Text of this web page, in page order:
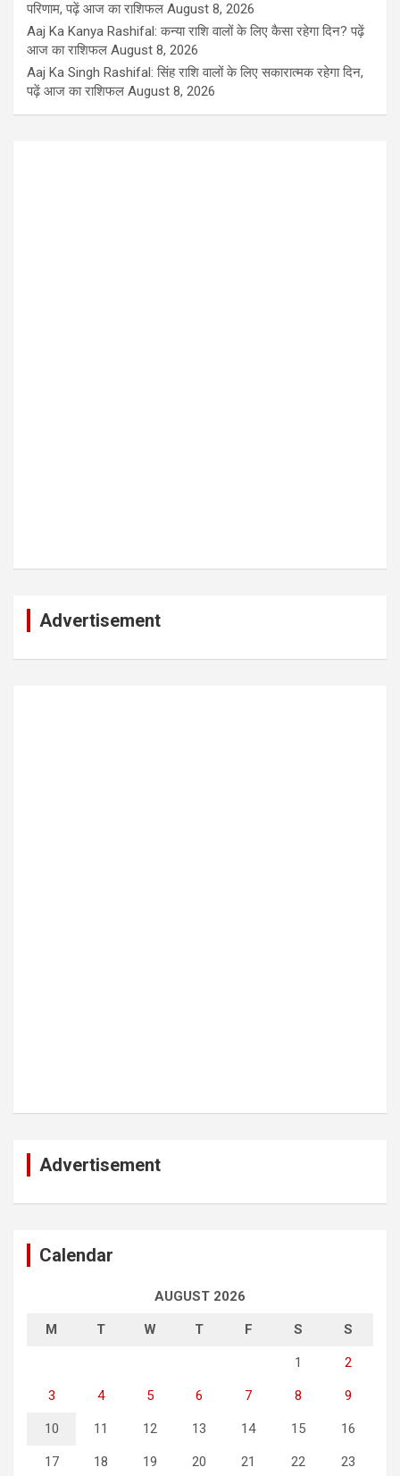
परिणाम, पढ़ें आज का राशिफल August 8, 2026
Aaj Ka Kanya Rashifal: कन्या राशि वालों के लिए कैसा रहेगा दिन? पढ़ें
आज का राशिफल August 8, 2026
Aaj Ka Singh Rashifal: सिंह राशि वालों के लिए सकारात्मक रहेगा दिन,
पढ़ें आज का राशिफल August 8, 2026
Advertisement
Advertisement
Calendar
AUGUST 2026
M T W T F S S
1 2
3 4 5 6 7 8 9
10 11 12 13 14 15 16
17 18 19 20 21 22 23